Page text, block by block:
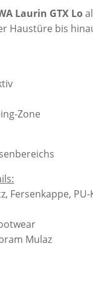
Laurin GTX Lo
Haustüre bis
Zone
Fersenkappe,
Mulaz